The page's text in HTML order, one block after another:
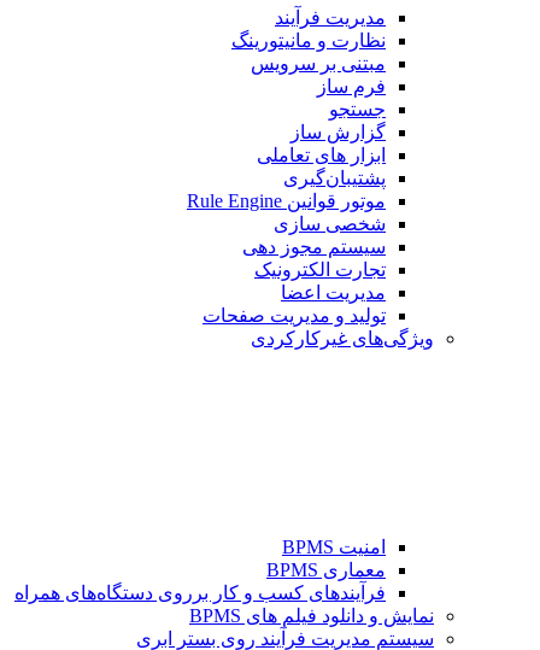
مدیریت فرآیند
نظارت و مانیتورینگ
مبتنی بر سرویس
فرم ساز
جستجو
گزارش ساز
ابزار های تعاملی
پشتیبان‌گیری
موتور قوانین Rule Engine
شخصی سازی
سیستم مجوز دهی
تجارت الکترونیک
مدیریت اعضا
تولید و مدیریت صفحات
ویژگی‌های غیرکارکردی
امنیت BPMS
معماری BPMS
فرآیندهای کسب و کار برروی دستگاه‌های همراه
نمایش و دانلود فیلم های BPMS
سیستم مدیریت فرآیند روی بستر ابری